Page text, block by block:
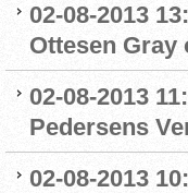
02-08-2013
Ottesen Gray
02-08-2013
Pedersens
02-08-2013